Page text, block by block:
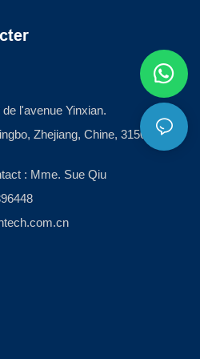
l'avenue Yinxian.
Zhejiang, Chine, 315012
: Mme. Sue Qiu